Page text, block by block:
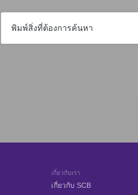
เกี่ยวกับเรา
เกี่ยวกับ SCB